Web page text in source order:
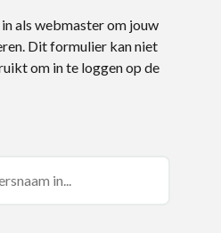
als webmaster om jouw
Dit formulier kan niet
om in te loggen op de